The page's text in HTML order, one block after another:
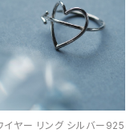
イヤー リング シルバー925